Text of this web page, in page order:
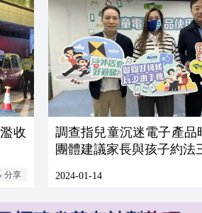
收
分享
調查指兒童沉迷電子產品
團體建議家長與孩子約法
2024-01-14